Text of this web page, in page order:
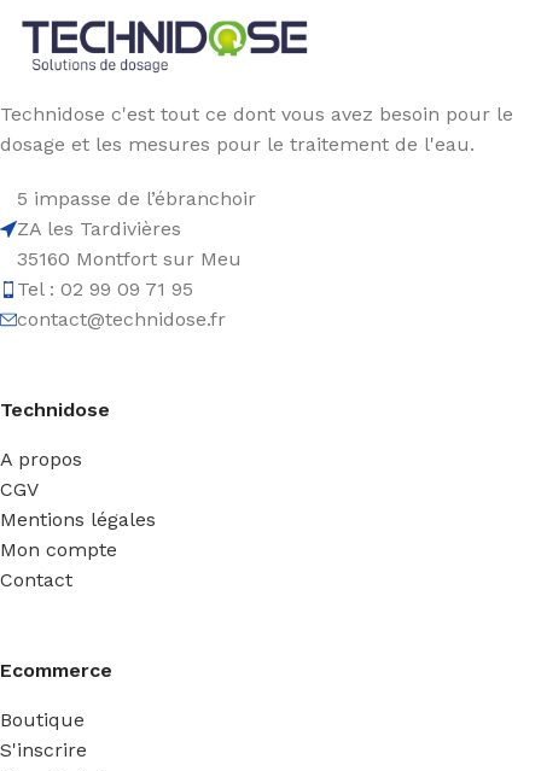
Technidose c'est tout ce dont vous avez besoin pour le
dosage et les mesures pour le traitement de l'eau.
5 impasse de l’ébranchoir
ZA les Tardivières
35160 Montfort sur Meu
Tel : 02 99 09 71 95
contact@technidose.fr
Technidose
A propos
CGV
Mentions légales
Mon compte
Contact
Ecommerce
Boutique
S'inscrire